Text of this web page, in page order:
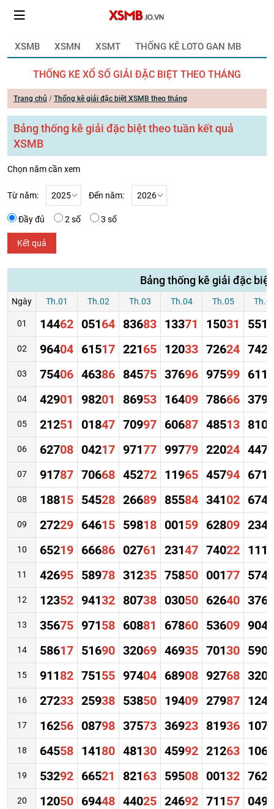
XSMB XSMN XSMT THỐNG KÊ LOTO GAN MB
THỐNG KÊ XỔ SỐ GIẢI ĐẶC BIỆT THEO THÁNG
Trang chủ / Thống kê giải đặc biệt XSMB theo tháng
Bảng thống kê giải đặc biệt theo tuần kết quả
XSMB
Chọn năm cần xem
Từ năm: Đến năm:
Đầy đủ 2 số 3 số
Kết quả
Bảng thống kê giải đặc
Ngày Th.01 Th.02 Th.03 Th.04 Th.05
01 14462 05164 83683 13371 15031 551
02 96404 61517 22165 12033 72624 742
03 75406 46386 84575 37696 97599 611
04 42901 98201 86953 16409 78666 379
05 21251 01847 70997 60687 48513 810
06 62708 04217 97177 99779 22024 447
07 91787 70668 45272 11965 45794 671
08 18815 54528 26689 85584 34102 674
09 27229 64615 59818 00159 62809 234
10 65219 66686 02761 23147 74022 111
11 42695 58978 31235 75850 00177 574
12 12352 94132 80738 03050 62640 376
13 35675 97158 60881 67860 53609 904
14 58617 51690 32069 46935 70130 590
15 91182 75155 97404 68908 92768 320
16 27233 25938 53850 19409 27987 124
17 16256 08798 37573 36923 81936 107
18 64558 14180 48130 45992 21263 106
19 53292 66521 82163 59508 00132 762
20 12050 69448 44025 24692 71157 049